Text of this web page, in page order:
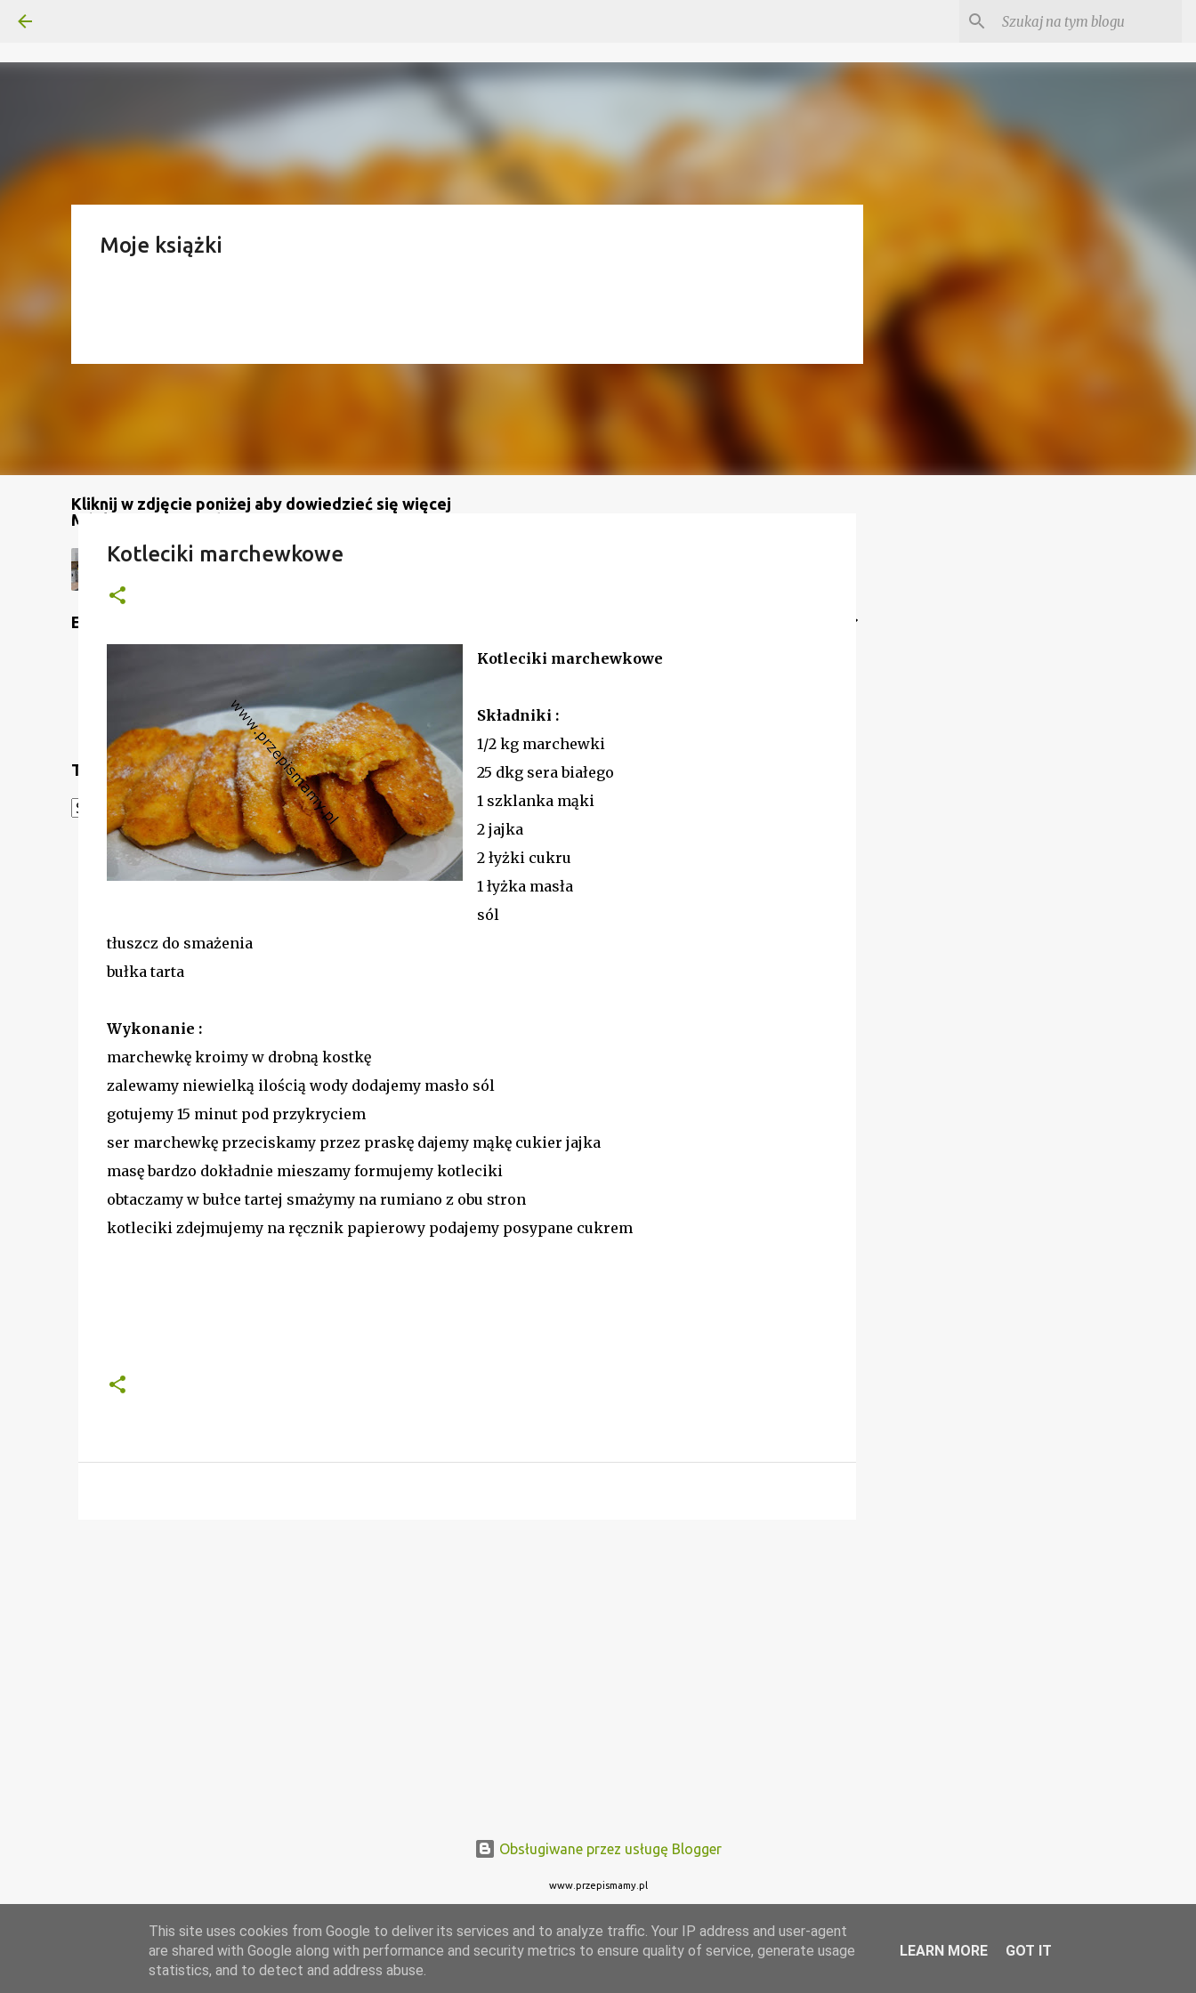
Kliknij w zdjęcie poniżej aby dowiedzieć się więcej
Moje książki
Mój kanał na YouTube
Etykiety
Translate
Powered by Translate
Kotleciki marchewkowe
Kotleciki marchewkowe
Składniki :
1/2 kg marchewki
25 dkg sera białego
1 szklanka mąki
2 jajka
2 łyżki cukru
1 łyżka masła
sól
tłuszcz do smażenia
bułka tarta
Wykonanie :
marchewkę kroimy w drobną kostkę
zalewamy niewielką ilością wody dodajemy masło sól
gotujemy 15 minut pod przykryciem
ser marchewkę przeciskamy przez praskę dajemy mąkę cukier jajka
masę bardzo dokładnie mieszamy formujemy kotleciki
obtaczamy w bułce tartej smażymy na rumiano z obu stron
kotleciki zdejmujemy na ręcznik papierowy podajemy posypane cukrem
Obsługiwane przez usługę Blogger
www.przepismamy.pl
This site uses cookies from Google to deliver its services and to analyze traffic. Your IP address and user-agent
are shared with Google along with performance and security metrics to ensure quality of service, generate usage
statistics, and to detect and address abuse.
LEARN MORE GOT IT